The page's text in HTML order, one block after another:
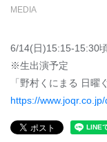
MEDIA
6/14(日)15:15-15:30
※生出演予定
「野村くにまる 日曜
https://